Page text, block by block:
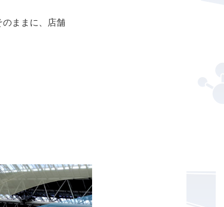
のままに、店舗